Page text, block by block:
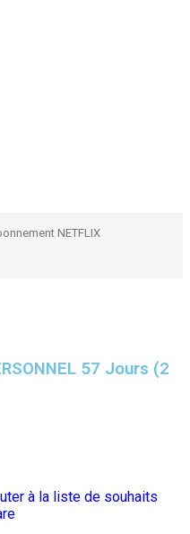
NETFLIX
57 Jours (2
à la liste de souhaits